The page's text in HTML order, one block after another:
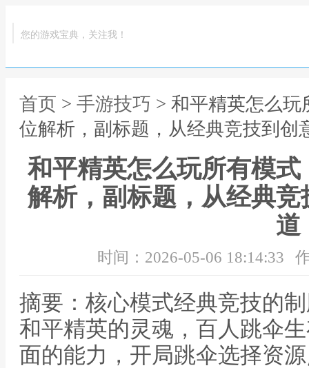
您的游戏宝典，关注我！
首页 > 手游技巧 > 和平精英怎么
位解析，副标题，从经典竞技到创
和平精英怎么玩所有模
解析，副标题，从经典
道
时间：2026-05-06 18:14:33
摘要：核心模式经典竞技的
和平精英的灵魂，百人跳伞
面的能力，开局跳伞选择资